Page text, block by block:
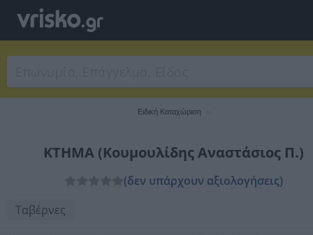
Ειδική Καταχώριση
ΚΤΗΜΑ (Κουμουλίδης Αναστάσιος Π.)
(δεν υπάρχουν αξιολογήσεις)
Ταβέρνες